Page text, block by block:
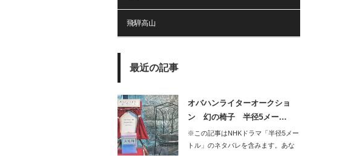
飛騨高山
最近の記事
オバハンライターオークショ
ン 幻の椅子 半径5メー…
※この記事はNHKドラマ「半径5メー
トル」のネタバレを含みます。あな